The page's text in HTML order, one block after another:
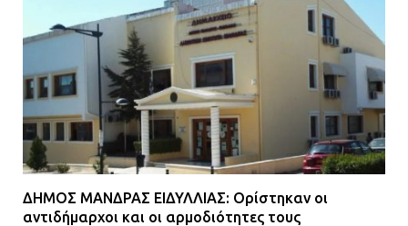
ΔΗΜΟΣ ΜΑΝΔΡΑΣ ΕΙΔΥΛΛΙΑΣ: Ορίστηκαν οι
αντιδήμαρχοι και οι αρμοδιότητες τους